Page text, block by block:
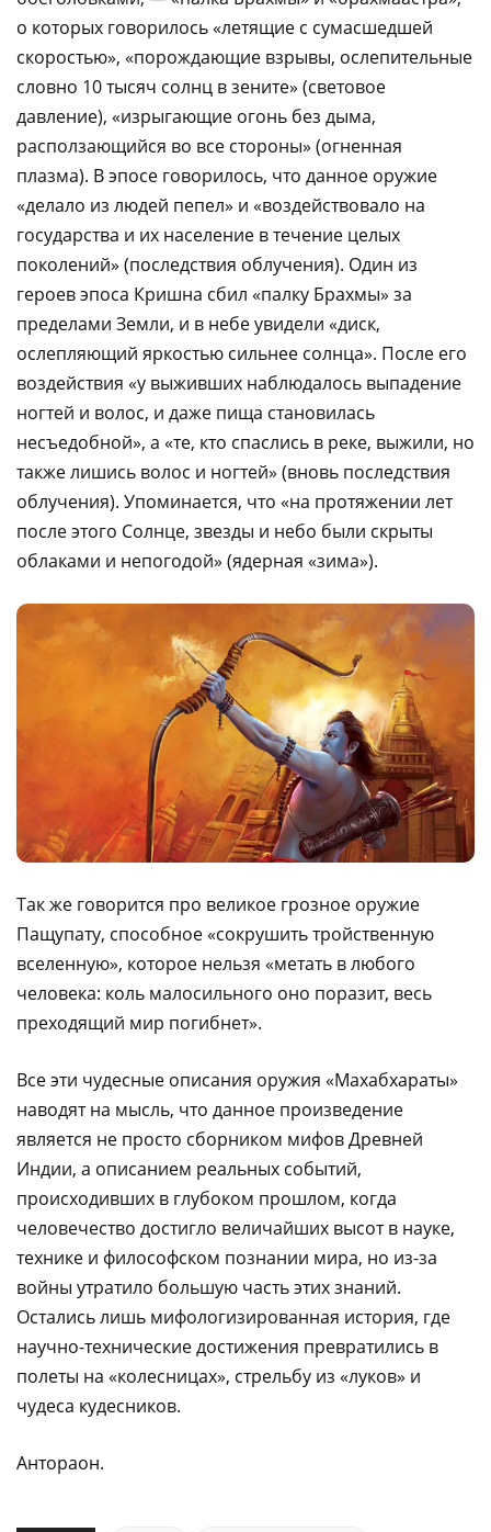
о которых говорилось «летящие с сумасшедшей
скоростью», «порождающие взрывы, ослепительные
словно 10 тысяч солнц в зените» (световое
давление), «изрыгающие огонь без дыма,
расползающийся во все стороны» (огненная
плазма). В эпосе говорилось, что данное оружие
«делало из людей пепел» и «воздействовало на
государства и их население в течение целых
поколений» (последствия облучения). Один из
героев эпоса Кришна сбил «палку Брахмы» за
пределами Земли, и в небе увидели «диск,
ослепляющий яркостью сильнее солнца». После его
воздействия «у выживших наблюдалось выпадение
ногтей и волос, и даже пища становилась
несъедобной», а «те, кто спаслись в реке, выжили, но
также лишись волос и ногтей» (вновь последствия
облучения). Упоминается, что «на протяжении лет
после этого Солнце, звезды и небо были скрыты
облаками и непогодой» (ядерная «зима»).
Так же говорится про великое грозное оружие
Пащупату, способное «сокрушить тройственную
вселенную», которое нельзя «метать в любого
человека: коль малосильного оно поразит, весь
преходящий мир погибнет».
Все эти чудесные описания оружия «Махабхараты»
наводят на мысль, что данное произведение
является не просто сборником мифов Древней
Индии, а описанием реальных событий,
происходивших в глубоком прошлом, когда
человечество достигло величайших высот в науке,
технике и философском познании мира, но из-за
войны утратило большую часть этих знаний.
Остались лишь мифологизированная история, где
научно-технические достижения превратились в
полеты на «колесницах», стрельбу из «луков» и
чудеса кудесников.
Антораон.